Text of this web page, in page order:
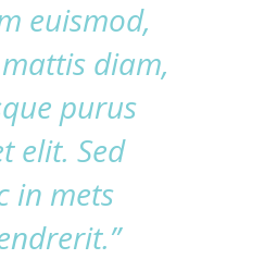
euismod,
diam,
purus
elit. Sed
in mets